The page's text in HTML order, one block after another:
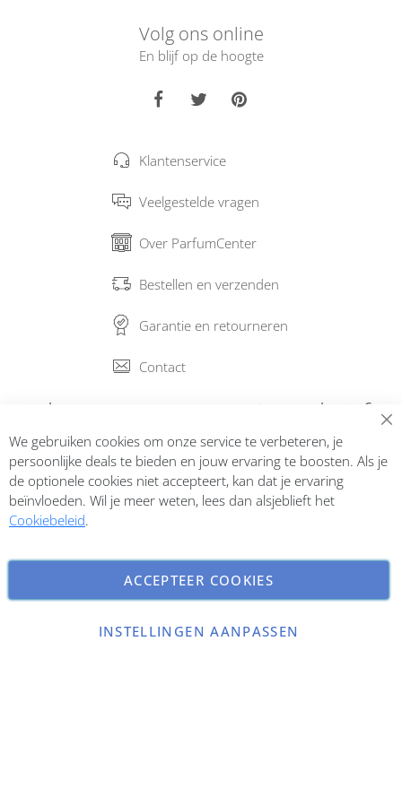
Volg ons online
En blijf op de hoogte
Klantenservice
Veelgestelde vragen
Over ParfumCenter
Bestellen en verzenden
Garantie en retourneren
Contact
Abonneer op onze nieuwsbrief
Inschrijven
Copyright © 2026 ParfumCenter.nl. All rights reserved.
We gebruiken cookies om onze service te verbeteren, je
persoonlijke deals te bieden en jouw ervaring te boosten. Als je
de optionele cookies niet accepteert, kan dat je ervaring
beïnvloeden. Wil je meer weten, lees dan alsjeblieft het
Cookiebeleid.
ACCEPTEER COOKIES
INSTELLINGEN AANPASSEN